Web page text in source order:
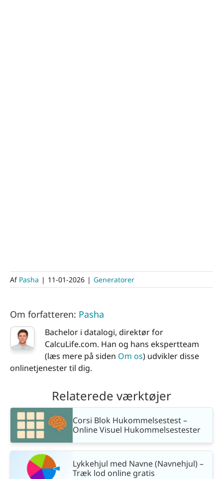
Af Pasha | 11-01-2026 | Generatorer
Om forfatteren: Pasha
Bachelor i datalogi, direktør for
CalcuLife.com. Han og hans ekspertteam
(læs mere på siden Om os) udvikler disse
onlinetjenester til dig.
Relaterede værktøjer
Corsi Blok Hukommelsestest –
Online Visuel Hukommelsestester
Lykkehjul med Navne (Navnehjul) –
Træk lod online gratis